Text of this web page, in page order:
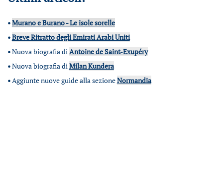
•Murano e Burano - Le isole sorelle
•Breve Ritratto degli Emirati Arabi Uniti
•Nuova biografia diAntoine de Saint-Exupéry
•Nuova biografia diMilan Kundera
•Aggiunte nuove guide alla sezioneNormandia